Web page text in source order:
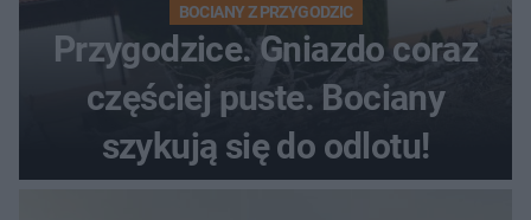
BOCIANY Z PRZYGODZIC
Przygodzice. Gniazdo coraz
częściej puste. Bociany
szykują się do odlotu!